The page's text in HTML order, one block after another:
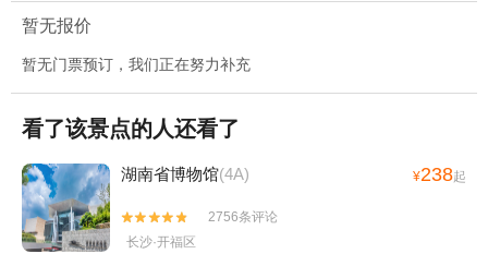
暂无报价
暂无门票预订，我们正在努力补充
看了该景点的人还看了
湖南省博物馆(4A) ¥238起


2756条评论
长沙·开福区